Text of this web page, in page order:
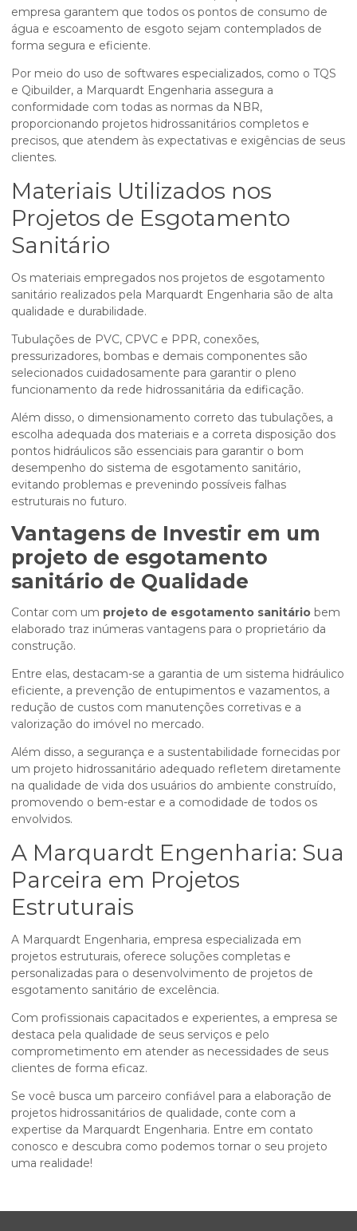
empresa garantem que todos os pontos de consumo de
água e escoamento de esgoto sejam contemplados de
forma segura e eficiente.
Por meio do uso de softwares especializados, como o TQS
e Qibuilder, a Marquardt Engenharia assegura a
conformidade com todas as normas da NBR,
proporcionando projetos hidrossanitários completos e
precisos, que atendem às expectativas e exigências de seus
clientes.
Materiais Utilizados nos
Projetos de Esgotamento
Sanitário
Os materiais empregados nos projetos de esgotamento
sanitário realizados pela Marquardt Engenharia são de alta
qualidade e durabilidade.
Tubulações de PVC, CPVC e PPR, conexões,
pressurizadores, bombas e demais componentes são
selecionados cuidadosamente para garantir o pleno
funcionamento da rede hidrossanitária da edificação.
Além disso, o dimensionamento correto das tubulações, a
escolha adequada dos materiais e a correta disposição dos
pontos hidráulicos são essenciais para garantir o bom
desempenho do sistema de esgotamento sanitário,
evitando problemas e prevenindo possíveis falhas
estruturais no futuro.
Vantagens de Investir em um
projeto de esgotamento
sanitário de Qualidade
Contar com um projeto de esgotamento sanitário bem
elaborado traz inúmeras vantagens para o proprietário da
construção.
Entre elas, destacam-se a garantia de um sistema hidráulico
eficiente, a prevenção de entupimentos e vazamentos, a
redução de custos com manutenções corretivas e a
valorização do imóvel no mercado.
Além disso, a segurança e a sustentabilidade fornecidas por
um projeto hidrossanitário adequado refletem diretamente
na qualidade de vida dos usuários do ambiente construído,
promovendo o bem-estar e a comodidade de todos os
envolvidos.
A Marquardt Engenharia: Sua
Parceira em Projetos
Estruturais
A Marquardt Engenharia, empresa especializada em
projetos estruturais, oferece soluções completas e
personalizadas para o desenvolvimento de projetos de
esgotamento sanitário de excelência.
Com profissionais capacitados e experientes, a empresa se
destaca pela qualidade de seus serviços e pelo
comprometimento em atender as necessidades de seus
clientes de forma eficaz.
Se você busca um parceiro confiável para a elaboração de
projetos hidrossanitários de qualidade, conte com a
expertise da Marquardt Engenharia. Entre em contato
conosco e descubra como podemos tornar o seu projeto
uma realidade!